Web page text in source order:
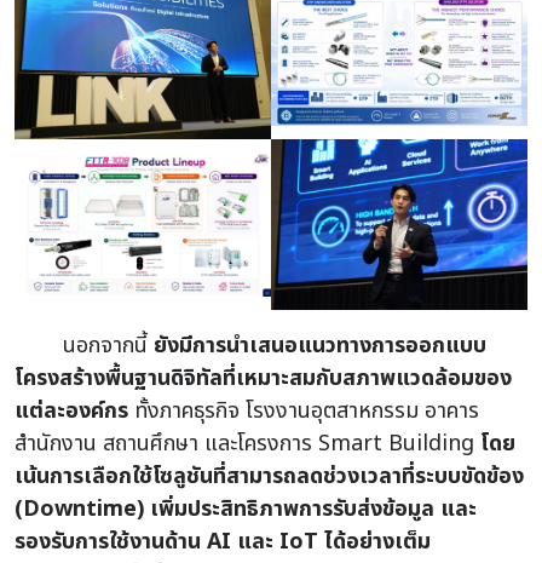
นอกจากนี้ ยังมีการนำเสนอแนวทางการออกแบบ
โครงสร้างพื้นฐานดิจิทัลที่เหมาะสมกับสภาพแวดล้อมของ
แต่ละองค์กร ทั้งภาคธุรกิจ โรงงานอุตสาหกรรม อาคาร
สำนักงาน สถานศึกษา และโครงการ Smart Building โดย
เน้นการเลือกใช้โซลูชันที่สามารถลดช่วงเวลาที่ระบบขัดข้อง
(Downtime) เพิ่มประสิทธิภาพการรับส่งข้อมูล และ
รองรับการใช้งานด้าน AI และ IoT ได้อย่างเต็ม